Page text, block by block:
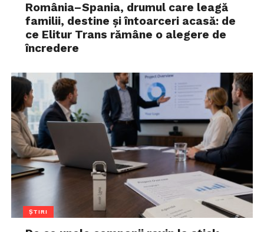
România–Spania, drumul care leagă
familii, destine și întoarceri acasă: de
ce Elitur Trans rămâne o alegere de
încredere
ȘTIRI